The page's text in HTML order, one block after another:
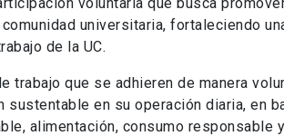
universitaria, fortaleciendo
de la UC.
trabajo que se adhieren de manera
en su operación diaria, en
alimentación, consumo responsable